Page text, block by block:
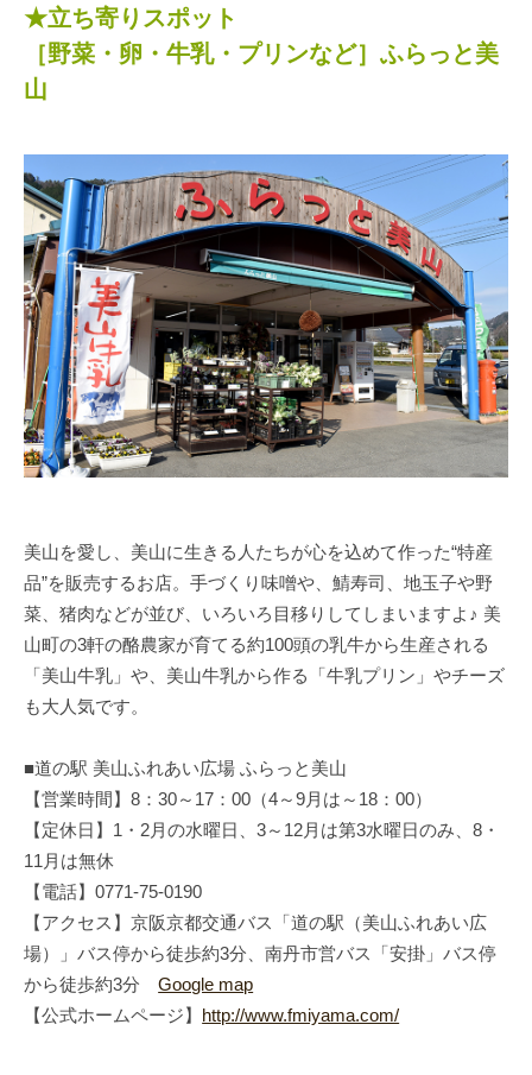
★立ち寄りスポット
［野菜・卵・牛乳・プリンなど］ふらっと美
山
美山を愛し、美山に生きる人たちが心を込めて作った“特産
品”を販売するお店。手づくり味噌や、鯖寿司、地玉子や野
菜、猪肉などが並び、いろいろ目移りしてしまいますよ♪ 美
山町の3軒の酪農家が育てる約100頭の乳牛から生産される
「美山牛乳」や、美山牛乳から作る「牛乳プリン」やチーズ
も大人気です。
■道の駅 美山ふれあい広場 ふらっと美山
【営業時間】8：30～17：00（4～9月は～18：00）
【定休日】1・2月の水曜日、3～12月は第3水曜日のみ、8・
11月は無休
【電話】0771-75-0190
【アクセス】京阪京都交通バス「道の駅（美山ふれあい広
場）」バス停から徒歩約3分、南丹市営バス「安掛」バス停
から徒歩約3分Google map
【公式ホームページ】 http://www.fmiyama.com/